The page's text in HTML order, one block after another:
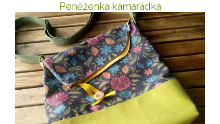
Peněženka kamarádka